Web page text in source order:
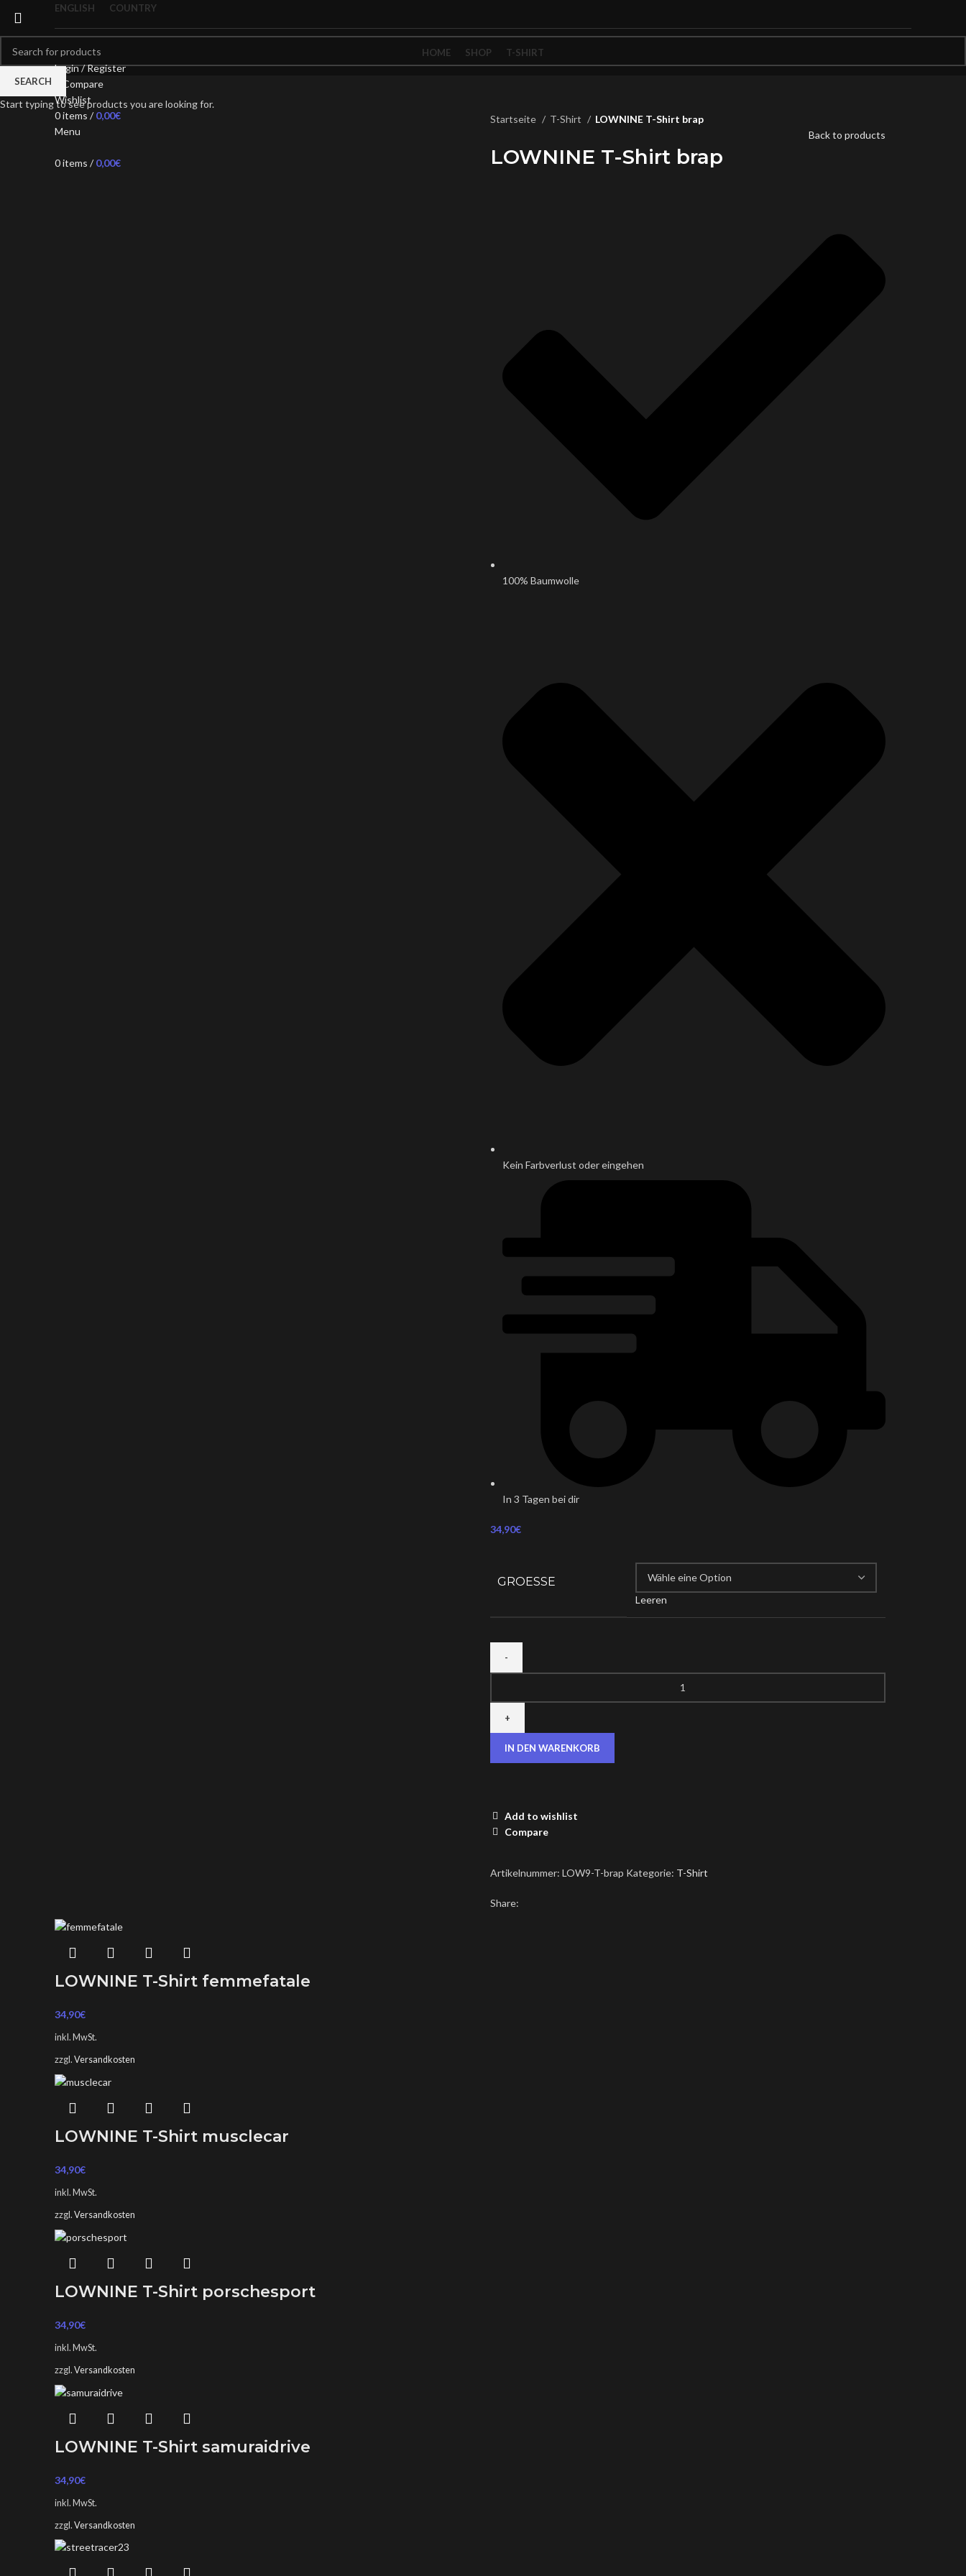
ENGLISH COUNTRY
HOME SHOP T-SHIRT
Login / Register
Compare
Wishlist
0items / 0,00€
Menu
0items / 0,00€
Startseite T-Shirt
LOWNINE T-Shirt brap
Back to products
LOWNINE T-Shirt brap
100% Baumwolle
Kein Farbverlust oder eingehen
In 3 Tagen bei dir
34,90€
GROESSE
Leeren
IN DEN WARENKORB
Add to wishlist
Compare
Artikelnummer: LOW9-T-brap Kategorie: T-Shirt
Share:
LOWNINE T-Shirt femmefatale
34,90€
inkl. MwSt.
zzgl. Versandkosten
LOWNINE T-Shirt musclecar
34,90€
inkl. MwSt.
zzgl. Versandkosten
LOWNINE T-Shirt porschesport
34,90€
inkl. MwSt.
zzgl. Versandkosten
LOWNINE T-Shirt samuraidrive
34,90€
inkl. MwSt.
zzgl. Versandkosten
SEARCH
Start typing to see products you are looking for.